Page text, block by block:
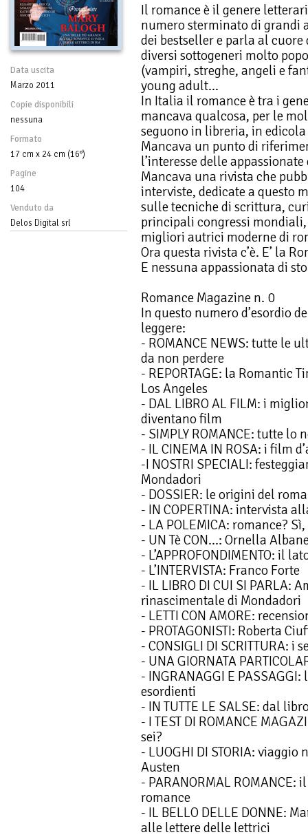
Data uscita
Marzo 2011
Copie disponibili
nessuna
Formato
17 cm x 24 cm (16°)
Pagine
104
Venduto da
Delos Digital srl
Il romance è il genere
numero sterminato di grandi
dei bestseller e parla al
diversi sottogeneri molto
(vampiri, streghe, angeli e
young adult…
In Italia il romance è tra i
mancava qualcosa, per le
seguono in libreria, in
Mancava un punto di
l’interesse delle
Mancava una rivista che
interviste, dedicate a questo
sulle tecniche di scrittura,
principali congressi
migliori autrici moderne di
Ora questa rivista c’è. E’ la
E nessuna appassionata di
Romance Magazine n. 0
In questo numero d’esordio
leggere:
- ROMANCE NEWS: tutte le
da non perdere
- REPORTAGE: la Romantic
Los Angeles
- DAL LIBRO AL FILM: i
diventano film
- SIMPLY ROMANCE: tutte lo
- IL CINEMA IN ROSA: i film
-I NOSTRI SPECIALI:
Mondadori
- DOSSIER: le origini del
- IN COPERTINA: intervista
- LA POLEMICA: romance?
- UN Tè CON...: Ornella
- L’APPROFONDIMENTO: il
- L’INTERVISTA: Franco Forte
- IL LIBRO DI CUI SI PARLA:
rinascimentale di Mondadori
- LETTI CON AMORE:
- PROTAGONISTI: Roberta
- CONSIGLI DI SCRITTURA: i
- UNA GIORNATA
- INGRANAGGI E
esordienti
- IN TUTTE LE SALSE: dal
- I TEST DI ROMANCE
sei?
- LUOGHI DI STORIA:
Austen
- PARANORMAL
romance
- IL BELLO DELLE DONNE:
alle lettere delle lettrici